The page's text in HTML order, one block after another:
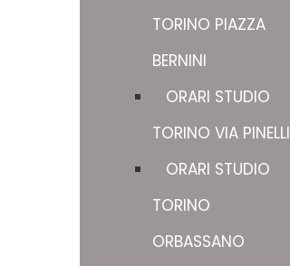
TORINO PIAZZA
BERNINI
ORARI STUDIO
TORINO VIA PINELLI
ORARI STUDIO
TORINO
ORBASSANO